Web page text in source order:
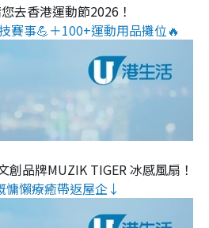
您去香港運動節2026！
賽事💪＋100+運動用品攤位🔥
創品牌MUZIK TIGER 冰感風扇！
慵懶療癒帶返屋企↓